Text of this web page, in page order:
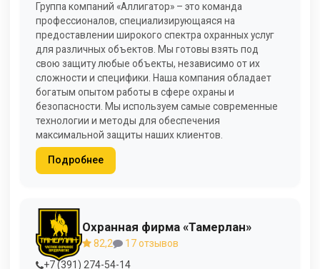
Группа компаний «Аллигатор» – это команда
профессионалов, специализирующаяся на
предоставлении широкого спектра охранных услуг
для различных объектов. Мы готовы взять под
свою защиту любые объекты, независимо от их
сложности и специфики. Наша компания обладает
богатым опытом работы в сфере охраны и
безопасности. Мы используем самые современные
технологии и методы для обеспечения
максимальной защиты наших клиентов.
Подробнее
Охранная фирма «Тамерлан»
82,2
17 отзывов
+7 (391) 274-54-14